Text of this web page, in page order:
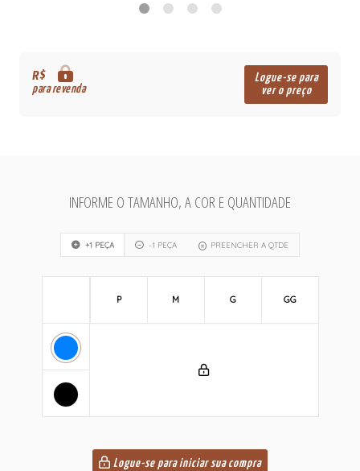
R$
para revenda
Logue-se para
ver o preço
INFORME O TAMANHO, A COR E QUANTIDADE
+1 PEÇA -1 PEÇA PREENCHER A QTDE
P M G GG
Logue-se para iniciar sua compra